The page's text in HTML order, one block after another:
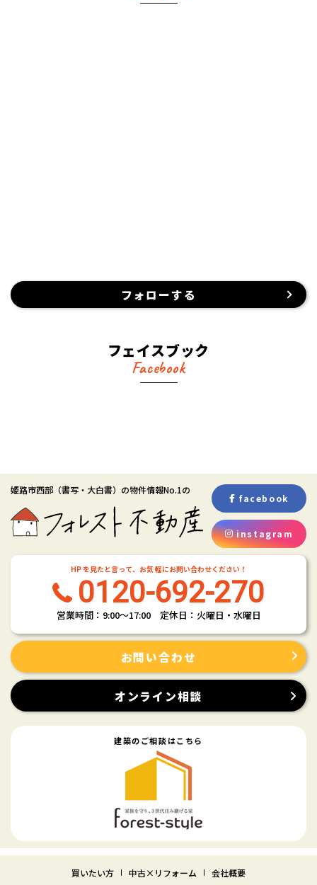
フォローする
フェイスブック
Facebook
姫路市西部 （書写・大白書） の物件情報No.1の
facebook
instagram
HP を見たと言って、お気 軽にお問い合わせください！
0120-692-270
営業時間：9:00〜17:00 定休日：火曜日・水曜日
お問い合わせ
オンライン相談
建築のご相談はこちら
買いたい方 中古×リフォーム
会社概要